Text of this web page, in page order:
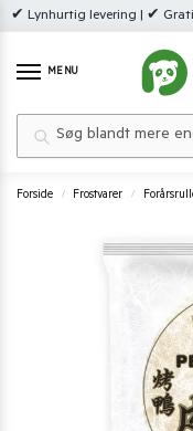
✔ Lynhurtig levering | ✔
MENU
Forside / Frostvarer /